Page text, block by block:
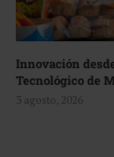
Innovación
Tecnológico de
3 agosto, 2026